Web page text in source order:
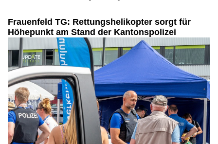
Frauenfeld TG: Rettungshelikopter sorgt für
Höhepunkt am Stand der Kantonspolizei